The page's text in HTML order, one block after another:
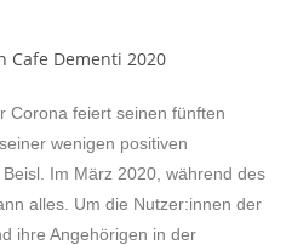
Corona feiert seinen fünften
wenigen positiven
Im März 2020, während des
alles. Um die Nutzer:innen der
ihre Angehörigen in der